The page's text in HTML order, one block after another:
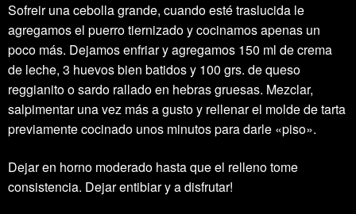
Sofreir una cebolla grande, cuando esté traslucida le
agregamos el puerro tiernizado y cocinamos apenas un
poco más. Dejamos enfriar y agregamos 150 ml de crema
de leche, 3 huevos bien batidos y 100 grs. de queso
reggianito o sardo rallado en hebras gruesas. Mezclar,
salpimentar una vez más a gusto y rellenar el molde de tarta
previamente cocinado unos minutos para darle «piso».
Dejar en horno moderado hasta que el relleno tome
consistencia. Dejar entibiar y a disfrutar!